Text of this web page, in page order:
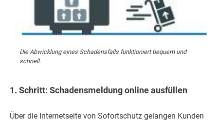
Die Abwicklung eines Schadensfalls funktioniert bequem und
schnell.
1. Schritt: Schadensmeldung online ausfüllen
Über die Internetseite von Sofortschutz gelangen Kunden